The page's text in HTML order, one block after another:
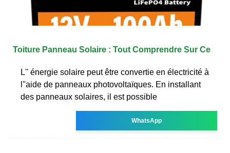
Toiture Panneau Solaire : Tout Comprendre Sur Ce
L'' énergie solaire peut être convertie en électricité à
l''aide de panneaux photovoltaïques. En installant
des panneaux solaires, il est possible
WhatsApp